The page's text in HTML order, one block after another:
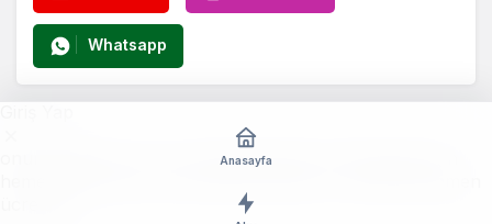
Whatsapp
Anasayfa
onursalhaber.com.tr ayrıcalıklarından yararlanmak için